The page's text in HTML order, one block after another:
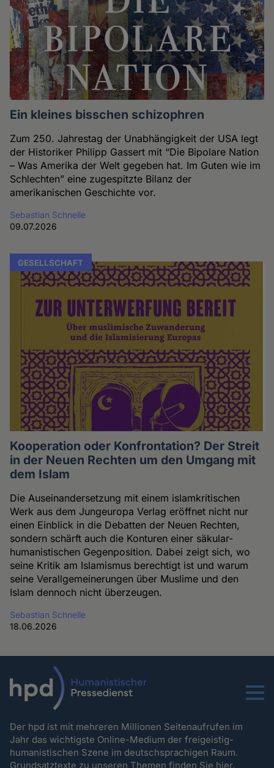
Ein kleines bisschen schizophren
Zum 250. Jahrestag der Unabhängigkeit der USA legt
der Historiker Philipp Gassert mit “Die Bipolare Nation
– Was Amerika der Welt gegeben hat. Im Guten wie im
Schlechten” eine zugespitzte Bilanz der
amerikanischen Geschichte vor.
Sebastian Schnelle
09.07.2026
GESELLSCHAFT
Kooperation oder Konfrontation? Der Streit
in der Neuen Rechten um den Umgang mit
dem Islam
Die Auseinandersetzung mit einem islamkritischen
Werk aus dem Jungeuropa Verlag eröffnet nicht nur
einen Einblick in die Debatten der Neuen Rechten,
sondern schärft auch die Konturen einer säkular-
humanistischen Gegenposition. Dabei zeigt sich, wo
seine Kritik am Islamismus berechtigt ist und warum
seine Verallgemeinerungen über Muslime und den
Islam dennoch nicht überzeugen.
Sebastian Schnelle
18.06.2026
Menu
Der hpd ist mit mehreren Millionen Seitenaufrufen im
Jahr das wichtigste Online-Medium der freigeistig-
humanistischen Szene im deutschsprachigen Raum.
Grundsatztexte zu unseren Themenfinden Sie hier.